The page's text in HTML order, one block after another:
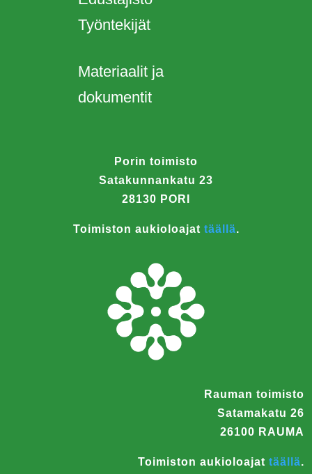
Työntekijät
Materiaalit ja
dokumentit
Porin toimisto
Satakunnankatu 23
28130 PORI
Toimiston aukioloajat täällä.
Rauman toimisto
Satamakatu 26
26100 RAUMA
Toimiston aukioloajat täällä.